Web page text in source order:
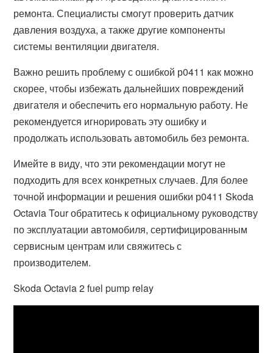
ремонта. Специалисты смогут проверить датчик
давления воздуха, а также другие компоненты
системы вентиляции двигателя.
Важно решить проблему с ошибкой р0411 как можно
скорее, чтобы избежать дальнейших повреждений
двигателя и обеспечить его нормальную работу. Не
рекомендуется игнорировать эту ошибку и
продолжать использовать автомобиль без ремонта.
Имейте в виду, что эти рекомендации могут не
подходить для всех конкретных случаев. Для более
точной информации и решения ошибки р0411 Skoda
Octavia Tour обратитесь к официальному руководству
по эксплуатации автомобиля, сертифицированным
сервисным центрам или свяжитесь с
производителем.
Skoda Octavia 2 fuel pump relay